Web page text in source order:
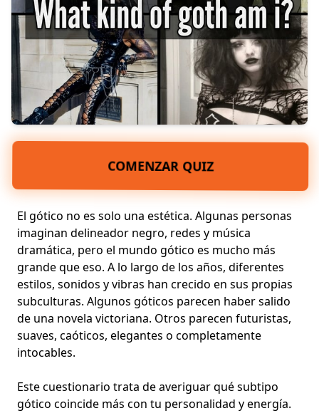
COMENZAR QUIZ
El gótico no es solo una estética. Algunas personas
imaginan delineador negro, redes y música
dramática, pero el mundo gótico es mucho más
grande que eso. A lo largo de los años, diferentes
estilos, sonidos y vibras han crecido en sus propias
subculturas. Algunos góticos parecen haber salido
de una novela victoriana. Otros parecen futuristas,
suaves, caóticos, elegantes o completamente
intocables.
Este cuestionario trata de averiguar qué subtipo
gótico coincide más con tu personalidad y energía.